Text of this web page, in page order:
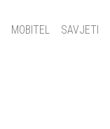
MOBITEL SAVJETI